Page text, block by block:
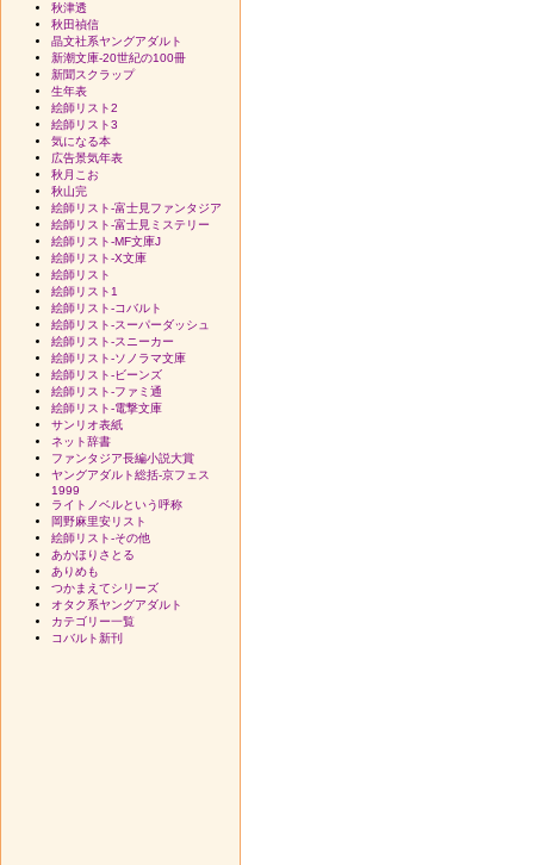
秋津透
秋田禎信
晶文社系ヤングアダルト
新潮文庫-20世紀の100冊
新聞スクラップ
生年表
絵師リスト2
絵師リスト3
気になる本
広告景気年表
秋月こお
秋山完
絵師リスト-富士見ファンタジア
絵師リスト-富士見ミステリー
絵師リスト-MF文庫J
絵師リスト-X文庫
絵師リスト
絵師リスト1
絵師リスト-コバルト
絵師リスト-スーパーダッシュ
絵師リスト-スニーカー
絵師リスト-ソノラマ文庫
絵師リスト-ビーンズ
絵師リスト-ファミ通
絵師リスト-電撃文庫
サンリオ表紙
ネット辞書
ファンタジア長編小説大賞
ヤングアダルト総括-京フェス
1999
ライトノベルという呼称
岡野麻里安リスト
絵師リスト-その他
あかほりさとる
ありめも
つかまえてシリーズ
オタク系ヤングアダルト
カテゴリー一覧
コバルト新刊